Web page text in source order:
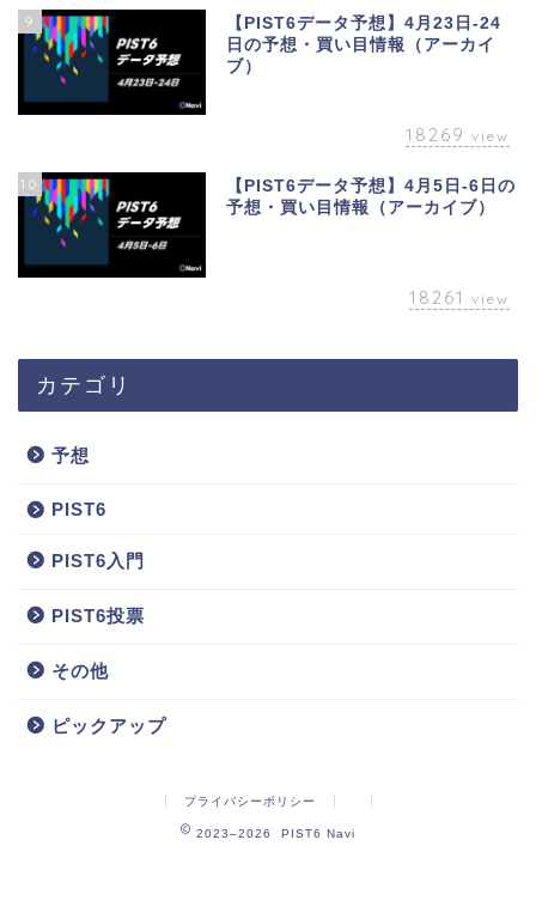
9
【PIST6データ予想】4月23日-24
日の予想・買い目情報（アーカイ
ブ）
18269 view
10
【PIST6データ予想】4月5日-6日の
予想・買い目情報（アーカイブ）
18261 view
カテゴリ
予想
PIST6
PIST6入門
PIST6投票
その他
ピックアップ
プライバシーポリシー
2023–2026 PIST6 Navi